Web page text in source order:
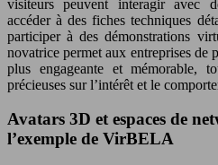
visiteurs peuvent interagir avec
accéder à des fiches techniques
participer à des démonstrations
novatrice permet aux entreprises de
plus engageante et mémorable,
précieuses sur l’intérêt et le
Avatars 3D et espaces de
l’exemple de VirBELA